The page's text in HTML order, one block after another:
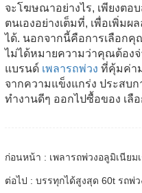
จะโฆษณาอย่างไร, เพียงตอ
ตนเองอย่างเต็มที่, เพื่อเพิ่มผ
ได้. นอกจากนี้คือการเลือก
ไม่ได้หมายความว่าคุณต้อง
แบรนด์ เพลารถพ่วง ที่คุ้มค่า
จากความแข็งแกร่ง ประสบ
ทำงานดีๆ ออกไปซื้อของ เลื
ก่อนหน้า : เพลารถพ่วงอลูมิเนียม
ต่อไป : บรรทุกได้สูงสุด 60t รถพ่